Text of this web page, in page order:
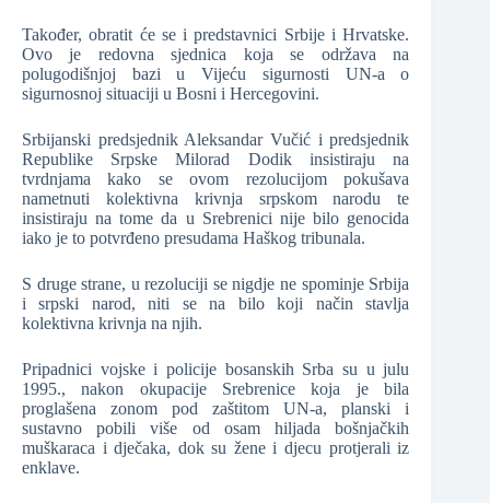
Također, obratit će se i predstavnici Srbije i Hrvatske.
Ovo je redovna sjednica koja se održava na
polugodišnjoj bazi u Vijeću sigurnosti UN-a o
sigurnosnoj situaciji u Bosni i Hercegovini.
Srbijanski predsjednik Aleksandar Vučić i predsjednik
Republike Srpske Milorad Dodik insistiraju na
tvrdnjama kako se ovom rezolucijom pokušava
nametnuti kolektivna krivnja srpskom narodu te
insistiraju na tome da u Srebrenici nije bilo genocida
iako je to potvrđeno presudama Haškog tribunala.
S druge strane, u rezoluciji se nigdje ne spominje Srbija
i srpski narod, niti se na bilo koji način stavlja
kolektivna krivnja na njih.
Pripadnici vojske i policije bosanskih Srba su u julu
1995., nakon okupacije Srebrenice koja je bila
proglašena zonom pod zaštitom UN-a, planski i
sustavno pobili više od osam hiljada bošnjačkih
muškaraca i dječaka, dok su žene i djecu protjerali iz
enklave.